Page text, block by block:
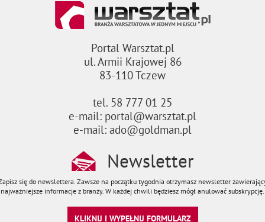
Portal Warsztat.pl
ul. Armii Krajowej 86
83-110 Tczew
tel. 58 777 01 25
e-mail: portal@warsztat.pl
e-mail: ado@goldman.pl
Newsletter
się do newslettera. Zawsze na początku tygodnia otrzymasz newsletter
najważniejsze informacje z branży. W każdej chwili będziesz mógł anulować subskrypcję.
KLIKNIJ I WYPEŁNIJ FORMULARZ